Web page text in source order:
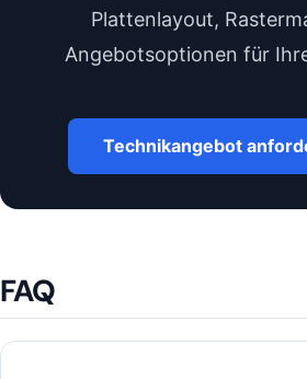
Plattenlayout,
Angebotsoptionen für
Technikangebot
FAQ